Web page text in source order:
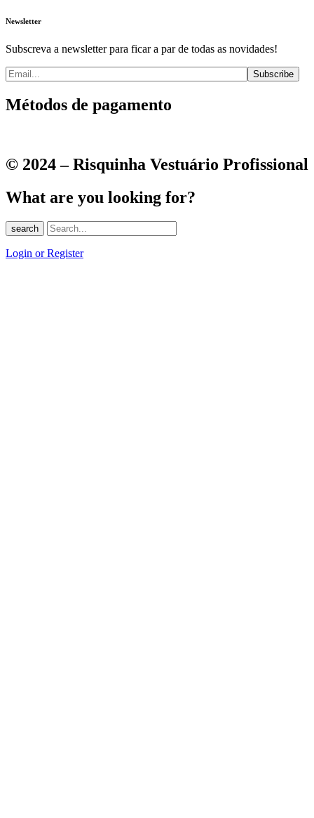
Newsletter
Subscreva a newsletter para ficar a par de todas as novidades!
Métodos de pagamento
© 2024 – Risquinha Vestuário Profissional
What are you looking for?
search
Login or Register